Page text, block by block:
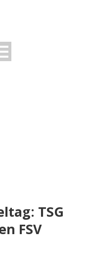
TSG
FSV